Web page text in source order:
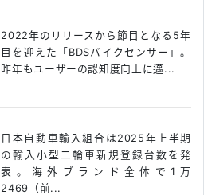
2022年のリリースから節目となる5年
目を迎えた「BDSバイクセンサー」。
昨年もユーザーの認知度向上に邁...
日本自動車輸入組合は2025年上半期
の輸入小型二輪車新規登録台数を発
表。海外ブランド全体で1万
2469（前...